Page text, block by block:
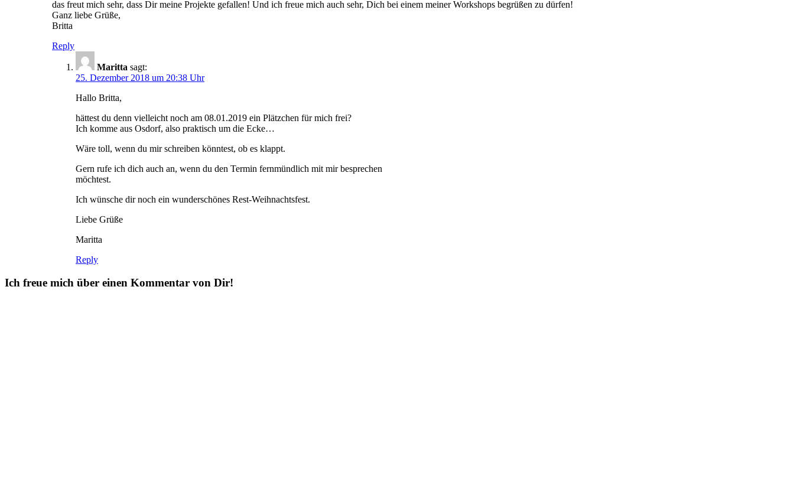
das freut mich sehr, dass Dir meine Projekte gefallen! Und ich freue mich auch sehr, Dich bei einem meiner Workshops begrüßen zu dürfen!
Ganz liebe Grüße,
Britta
Reply
Maritta sagt:
25. Dezember 2018 um 20:38 Uhr
Hallo Britta,
hättest du denn vielleicht noch am 08.01.2019 ein Plätzchen für mich frei?
Ich komme aus Osdorf, also praktisch um die Ecke…
Wäre toll, wenn du mir schreiben könntest, ob es klappt.
Gern rufe ich dich auch an, wenn du den Termin fernmündlich mit mir besprechen
möchtest.
Ich wünsche dir noch ein wunderschönes Rest-Weihnachtsfest.
Liebe Grüße
Maritta
Reply
Ich freue mich über einen Kommentar von Dir!